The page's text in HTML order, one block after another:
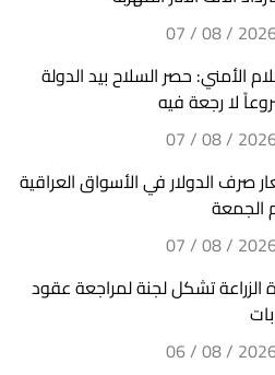
الأمني: حصر السلاح بيد الدولة
لا رجعة فيه
صرف الدولار في الأسواق العراقية
الجمعة
الزراعة تشكل لجنة لمراجعة عقود